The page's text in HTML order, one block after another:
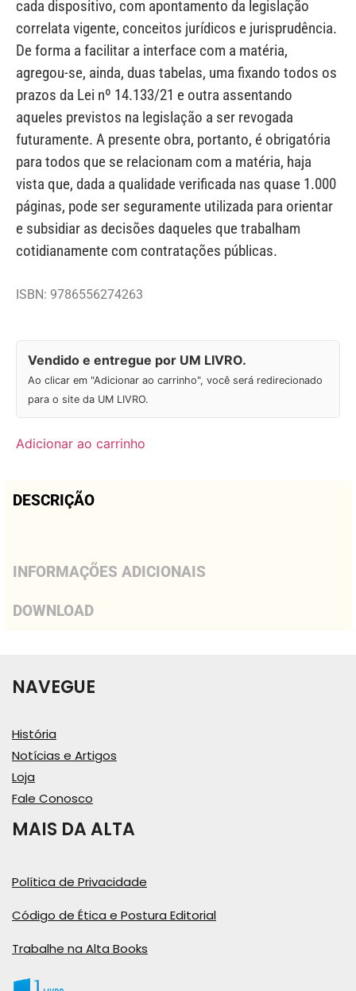
cada dispositivo, com apontamento da legislação
correlata vigente, conceitos jurídicos e jurisprudência.
De forma a facilitar a interface com a matéria,
agregou-se, ainda, duas tabelas, uma fixando todos os
prazos da Lei nº 14.133/21 e outra assentando
aqueles previstos na legislação a ser revogada
futuramente. A presente obra, portanto, é obrigatória
para todos que se relacionam com a matéria, haja
vista que, dada a qualidade verificada nas quase 1.000
páginas, pode ser seguramente utilizada para orientar
e subsidiar as decisões daqueles que trabalham
cotidianamente com contratações públicas.
ISBN: 9786556274263
Vendido e entregue por UM LIVRO.
Ao clicar em "Adicionar ao carrinho", você será redirecionado
para o site da UM LIVRO.
Adicionar ao carrinho
DESCRIÇÃO
INFORMAÇÕES ADICIONAIS
DOWNLOAD
NAVEGUE
História
Notícias e Artigos
Loja
Fale Conosco
MAIS DA ALTA
Política de Privacidade
Código de Ética e Postura Editorial
Trabalhe na Alta Books